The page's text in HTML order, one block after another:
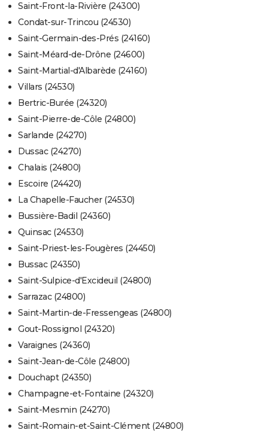
Saint-Front-la-Rivière (24300)
Condat-sur-Trincou (24530)
Saint-Germain-des-Prés (24160)
Saint-Méard-de-Drône (24600)
Saint-Martial-d'Albarède (24160)
Villars (24530)
Bertric-Burée (24320)
Saint-Pierre-de-Côle (24800)
Sarlande (24270)
Dussac (24270)
Chalais (24800)
Escoire (24420)
La Chapelle-Faucher (24530)
Bussière-Badil (24360)
Quinsac (24530)
Saint-Priest-les-Fougères (24450)
Bussac (24350)
Saint-Sulpice-d'Excideuil (24800)
Sarrazac (24800)
Saint-Martin-de-Fressengeas (24800)
Gout-Rossignol (24320)
Varaignes (24360)
Saint-Jean-de-Côle (24800)
Douchapt (24350)
Champagne-et-Fontaine (24320)
Saint-Mesmin (24270)
Saint-Romain-et-Saint-Clément (24800)